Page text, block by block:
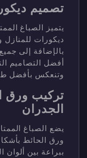
تصميم
يتميز الصباغ
ديكورات للمنازل
بالإضافة إلى
أفضل التصاميم
وتنعكس بأفضل
تركيب ورق
الجدران
يضع الصباغ
ورق الحائط
ببراعة بين ألوان